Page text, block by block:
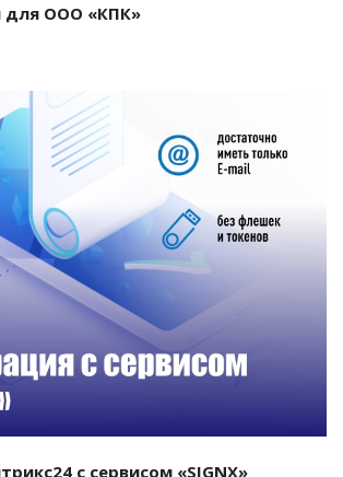
для ООО «КПК»
Смотреть проект
с сервисом «SIGNX»